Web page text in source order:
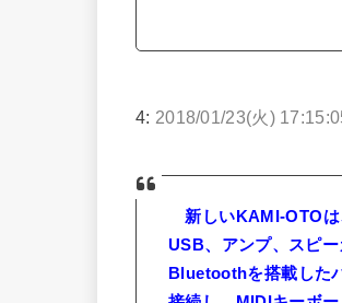
4: 2018/01/23(火)
新しいKAMI-OTOは
USB、アンプ、スピー
Bluetoothを搭載した